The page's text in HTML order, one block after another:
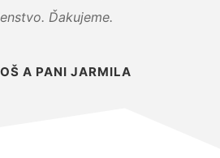
Ďakujeme.
A PANI JARMILA